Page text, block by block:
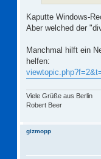
Kaputte Windows-
Aber welched der
Manchmal hilft ein
helfen:
Viele Grüße aus Berlin
Robert Beer
gizmopp